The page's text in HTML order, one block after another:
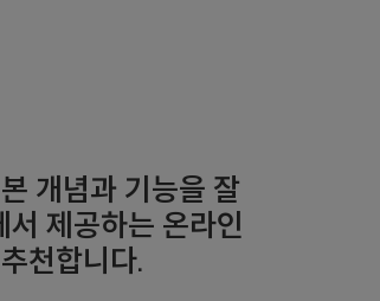
개념과 기능을 잘
제공하는 온라인
천합니다.